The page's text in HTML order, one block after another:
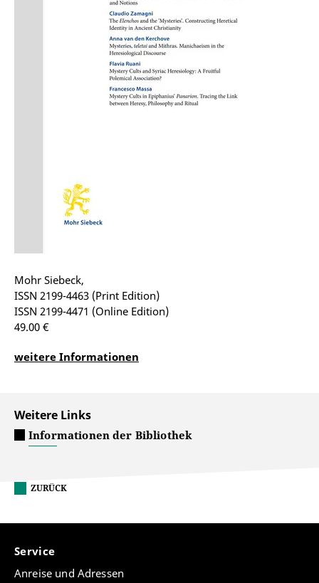
Mohr Siebeck,
ISSN 2199-4463 (Print Edition)
ISSN 2199-4471 (Online Edition)
49.00 €
weitere Informationen
Weitere Links
Informationen der Bibliothek
ZURÜCK
Service
Anreise und Adressen